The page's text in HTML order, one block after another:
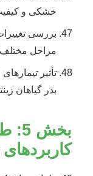
خشکی و کیفیت
بررسی
مراحل
تأثیر
بذر گیاهان